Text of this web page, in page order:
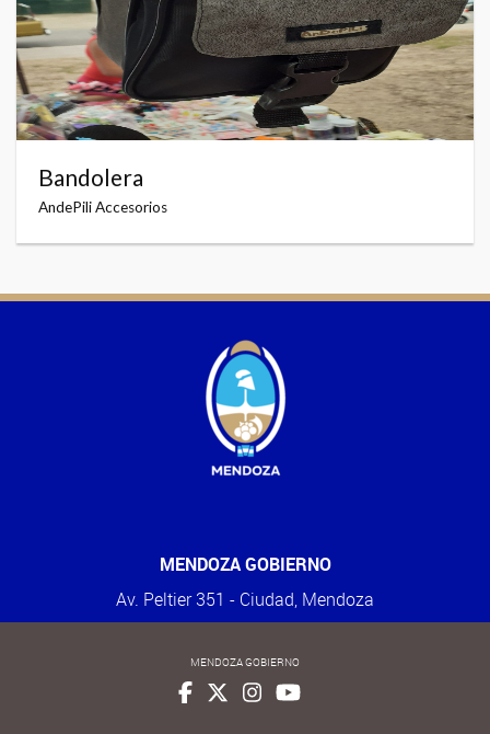
Bandolera
AndePili Accesorios
MENDOZA GOBIERNO
Av. Peltier 351 - Ciudad, Mendoza
MENDOZA GOBIERNO